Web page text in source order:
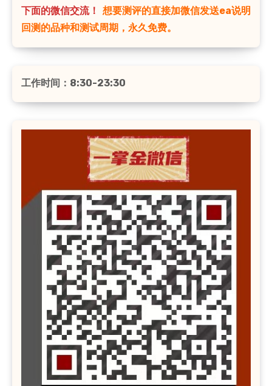
下面的微信交流！
想要测评的直接加微信发送ea说明
回测的品种和测试周期，永久免费。
工作时间：8:30-23:30